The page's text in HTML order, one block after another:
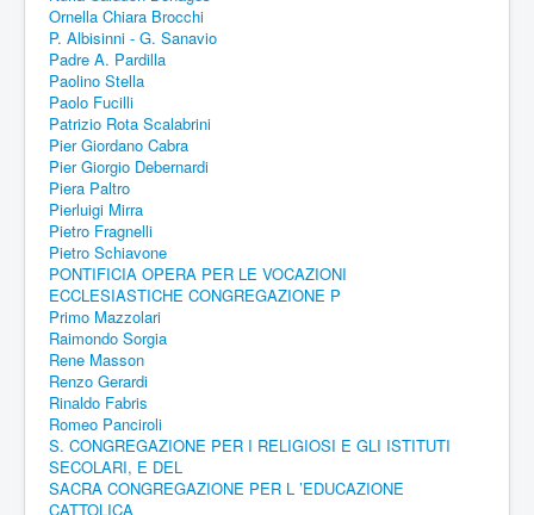
Ornella Chiara Brocchi
P. Albisinni - G. Sanavio
Padre A. Pardilla
Paolino Stella
Paolo Fucilli
Patrizio Rota Scalabrini
Pier Giordano Cabra
Pier Giorgio Debernardi
Piera Paltro
Pierluigi Mirra
Pietro Fragnelli
Pietro Schiavone
PONTIFICIA OPERA PER LE VOCAZIONI
ECCLESIASTICHE CONGREGAZIONE P
Primo Mazzolari
Raimondo Sorgia
Rene Masson
Renzo Gerardi
Rinaldo Fabris
Romeo Panciroli
S. CONGREGAZIONE PER I RELIGIOSI E GLI ISTITUTI
SECOLARI, E DEL
SACRA CONGREGAZIONE PER L ’EDUCAZIONE
CATTOLICA